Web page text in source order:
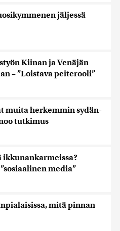
jäljessä
Kiinan ja Venäjän
– ”Loistava peiterooli”
muita herkemmin sydän-
tutkimus
media”
mitä pinnan